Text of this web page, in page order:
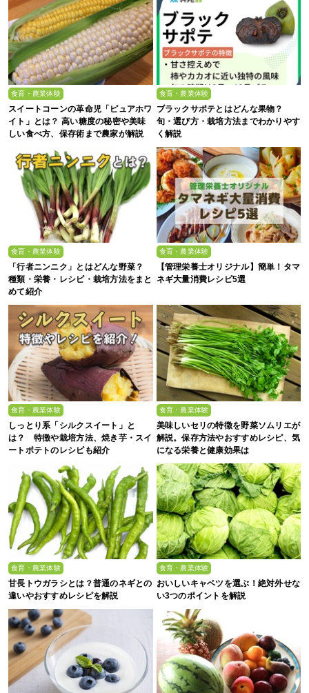
食育・農業体験
スイートコーンの革命児「ピュアホワ
イト」とは？ 高い糖度の秘密や美味
しい食べ方、保存術まで農家が解説
食育・農業体験
ブラックサポテとはどんな果物？
旬・選び方・栽培方法までわかりやす
く解説
食育・農業体験
「行者ニンニク」とはどんな野菜？
種類・栄養・レシピ・栽培方法をまと
めて紹介
食育・農業体験
【管理栄養士オリジナル】簡単！タマ
ネギ大量消費レシピ5選
食育・農業体験
しっとり系「シルクスイート」と
は？ 特徴や栽培方法、焼き芋・スイ
ートポテトのレシピも紹介
食育・農業体験
美味しいセリの特徴を野菜ソムリエが
解説。保存方法やおすすめレシピ、気
になる栄養と健康効果は
食育・農業体験
甘長トウガラシとは？普通のネギとの
違いやおすすめレシピを解説
食育・農業体験
おいしいキャベツを選ぶ！絶対外せな
い3つのポイントを解説